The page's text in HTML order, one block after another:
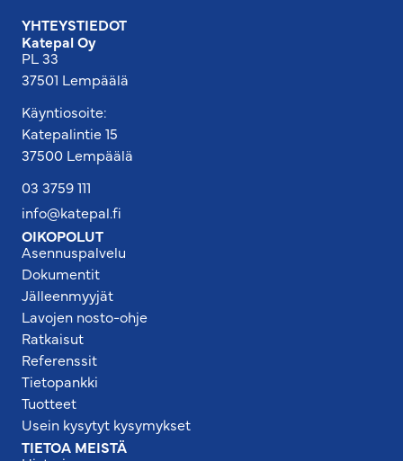
YHTEYSTIEDOT
Katepal Oy
PL 33
37501 Lempäälä
Käyntiosoite:
Katepalintie 15
37500 Lempäälä
03 3759 111
info@katepal.fi
OIKOPOLUT
Asennuspalvelu
Dokumentit
Jälleenmyyjät
Lavojen nosto-ohje
Ratkaisut
Referenssit
Tietopankki
Tuotteet
Usein kysytyt kysymykset
TIETOA MEISTÄ